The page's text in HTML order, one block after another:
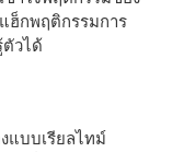
ฮ็กพฤติกรรมการ
วได้
แบบเรียลไทม์